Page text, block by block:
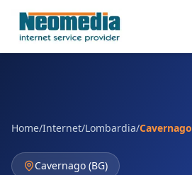
Home/Internet/Lombardia/Cavernago
Cavernago (BG)